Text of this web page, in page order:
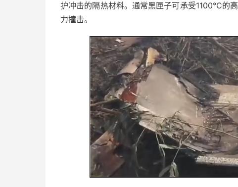
护冲击的隔热材料。通常黑匣子可承受1100°C的
力撞击。